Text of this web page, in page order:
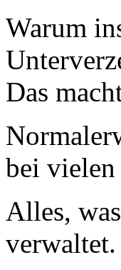
Warum
Das
bei vielen
Alles,
verwaltet.